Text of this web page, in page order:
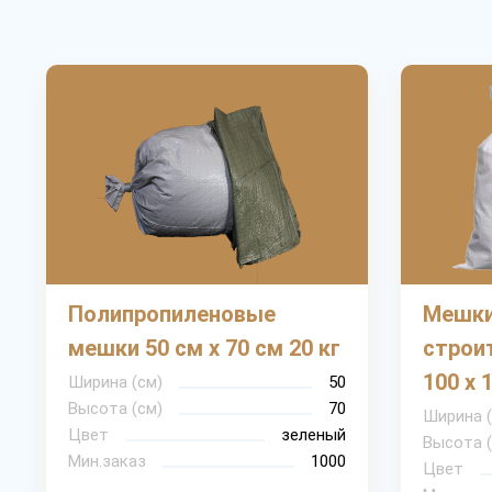
Полипропиленовые
мешки 50 см х 70 см 20 кг
Ширина (см)
50
Высота (см)
70
Цвет
зеленый
Мин.заказ
1000
100 х
Ширина
Высота
Цвет